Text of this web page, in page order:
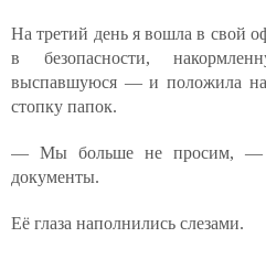
На третий день я вошла в свой
в безопасности,
выспавшуюся — и положила на
стопку папок.
— Мы больше не просим, —
документы.
Её глаза наполнились слезами.